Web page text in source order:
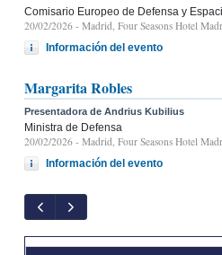
Comisario Europeo de Defensa y
20/02/2026 - Madrid, Four Seasons Hotel
Información del evento
Margarita Robles
Presentadora de Andrius Kubilius
Ministra de Defensa
20/02/2026 - Madrid, Four Seasons Hotel
Información del evento